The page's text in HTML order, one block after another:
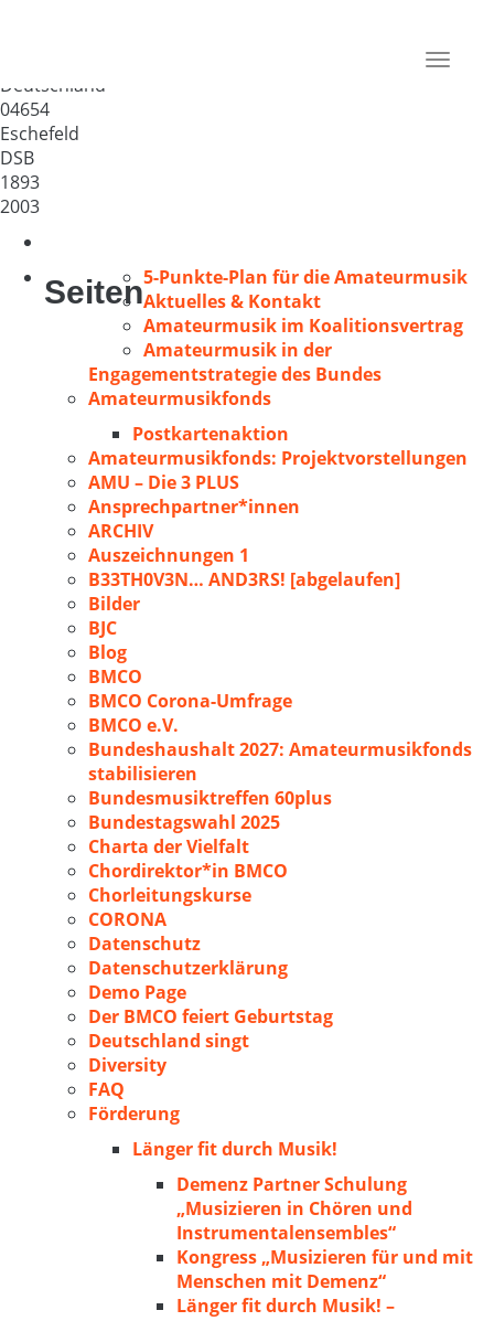
Toggle
Deutschland
04654
Eschefeld
DSB
1893
2003
Seiten5-Punkte-Plan für die Amateurmusik
Aktuelles & Kontakt
Amateurmusik im Koalitionsvertrag
Amateurmusik in der
Engagementstrategie des Bundes
Amateurmusikfonds
Postkartenaktion
Amateurmusikfonds: Projektvorstellungen
AMU – Die 3 PLUS
Ansprechpartner*innen
ARCHIV
Auszeichnungen 1
B33TH0V3N… AND3RS! [abgelaufen]
Bilder
BJC
Blog
BMCO
BMCO Corona-Umfrage
BMCO e.V.
Bundeshaushalt 2027: Amateurmusikfonds
stabilisieren
Bundesmusiktreffen 60plus
Bundestagswahl 2025
Charta der Vielfalt
Chordirektor*in BMCO
Chorleitungskurse
CORONA
Datenschutz
Datenschutzerklärung
Demo Page
Der BMCO feiert Geburtstag
Deutschland singt
Diversity
FAQ
Förderung
Länger fit durch Musik!
Demenz Partner Schulung
„Musizieren in Chören und
Instrumentalensembles“
Kongress „Musizieren für und mit
Menschen mit Demenz“
Länger fit durch Musik! –